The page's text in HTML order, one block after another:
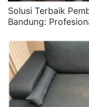
Solusi Terbaik
Bandung: